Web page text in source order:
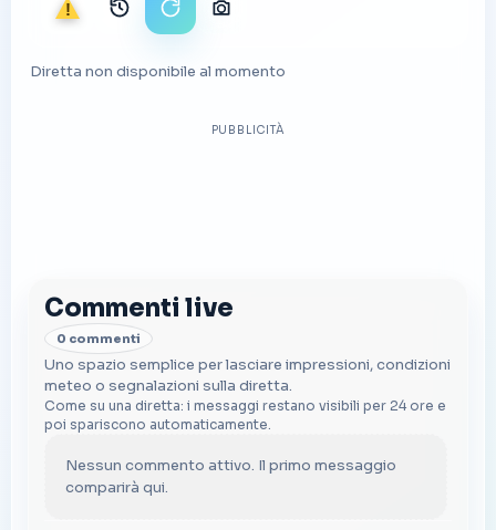
SegnalaArchivio immagini
Ricarica stream
Scarica foto
Diretta non disponibile al momento
PUBBLICITÀ
Commenti live
0 commenti
Uno spazio semplice per lasciare impressioni, condizioni
meteo o segnalazioni sulla diretta.
Come su una diretta: i messaggi restano visibili per 24 ore e
poi spariscono automaticamente.
Nessun commento attivo. Il primo messaggio
comparirà qui.